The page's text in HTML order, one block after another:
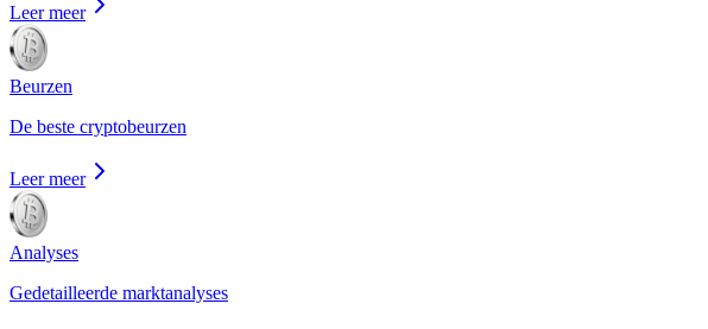
Leer meer
Beurzen
De beste cryptobeurzen
Leer meer
Analyses
Gedetailleerde marktanalyses